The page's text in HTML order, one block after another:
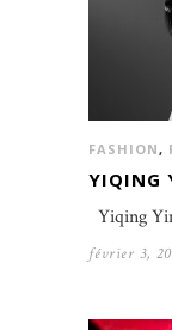
FASHION,
YIQING
Yiqing
février 3,